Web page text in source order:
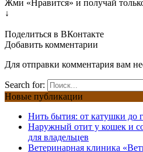
Жми «Нравится» и получай
↓
Поделиться в ВКонтакте
Добавить комментарии
Для отправки комментария вам
Search for:
Новые публикации
Нить бытия: от катушки до
Наружный отит у кошек и
для владельцев
Ветеринарная клиника